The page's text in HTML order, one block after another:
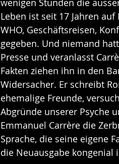
wenigen Stunden die
Leben ist seit 17 Jahren
WHO, Geschäftsreisen,
gegeben. Und niemand
Presse und veranlasst
Fakten ziehen ihn in den
Widersacher. Er schreibt
ehemalige Freunde,
Abgründe unserer Psyche
Emmanuel Carrère die
Sprache, die seine eigene
die Neuausgabe kongenial